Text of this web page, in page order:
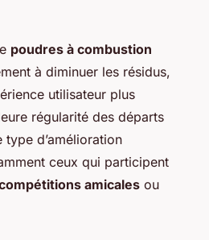
poudres à combustion
à diminuer les résidus,
utilisateur plus
régularité des départs
d’amélioration
ceux qui participent
amicales ou